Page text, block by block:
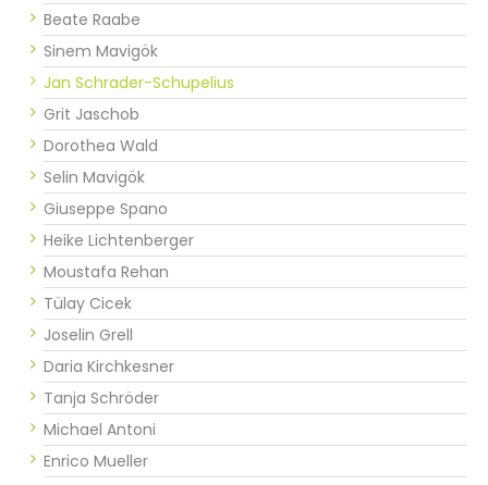
Beate Raabe
Sinem Mavigök
Jan Schrader-Schupelius
Grit Jaschob
Dorothea Wald
Selin Mavigök
Giuseppe Spano
Heike Lichtenberger
Moustafa Rehan
Tülay Cicek
Joselin Grell
Daria Kirchkesner
Tanja Schröder
Michael Antoni
Enrico Mueller